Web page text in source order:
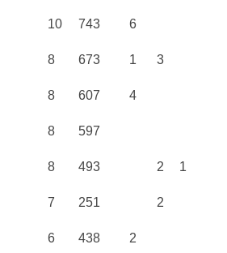
10 743 6
8 673 1 3
8 607 4
8 597
8 493 2 1
7 251 2
6 438 2